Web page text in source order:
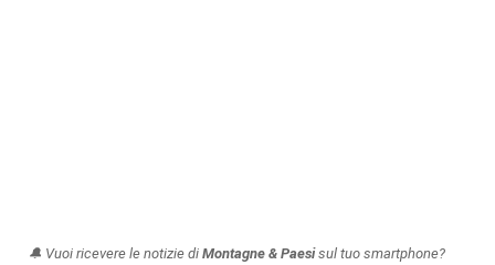
🔔 Vuoi ricevere le notizie di Montagne & Paesisul tuo smartphone?